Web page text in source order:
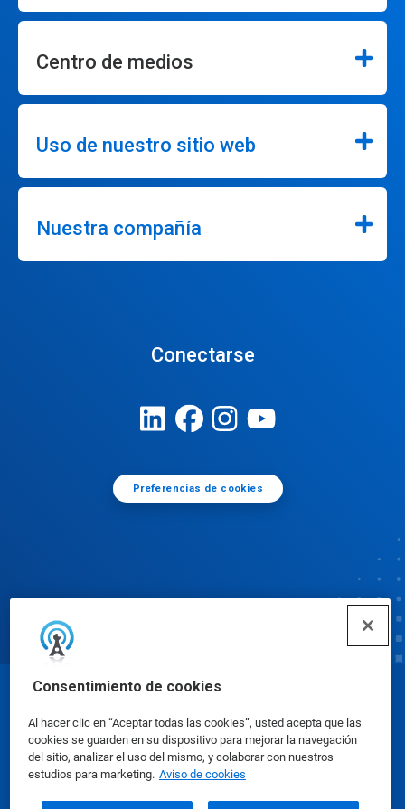
Consentimiento de cookies
Al hacer clic en “Aceptar todas las cookies”, usted acepta que las
cookies se guarden en su dispositivo para mejorar la navegación
del sitio, analizar el uso del mismo, y colaborar con nuestros
estudios para marketing. Aviso de cookies
Centro de medios
Uso de nuestro sitio web
Nuestra compañía
Conectarse
Preferencias de cookies
Hojas de datos sobre seguridad|Política de
privacidad|Términos de uso